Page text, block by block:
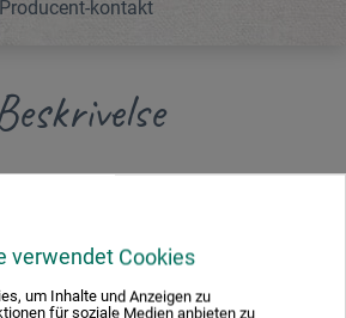
verwendet Cookies
um Inhalte und Anzeigen zu
für soziale Medien anbieten zu
Producent-kontakt